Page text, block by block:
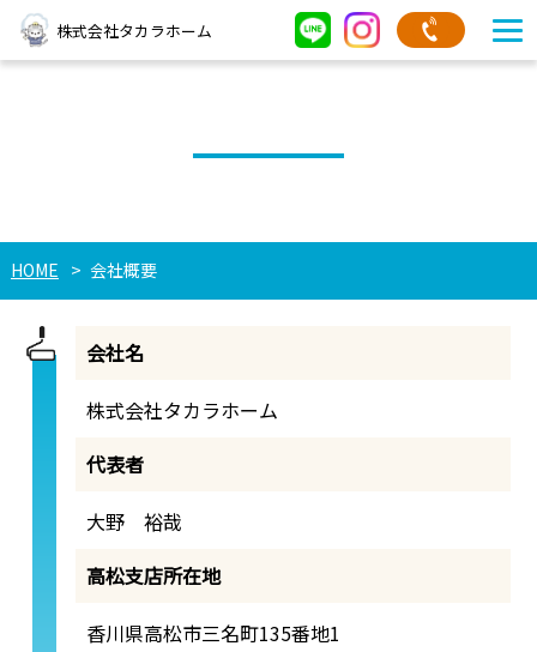
株式会社タカラホーム
HOME 会社概要
会社名
株式会社タカラホーム
代表者
大野 裕哉
高松支店所在地
香川県高松市三名町135番地1